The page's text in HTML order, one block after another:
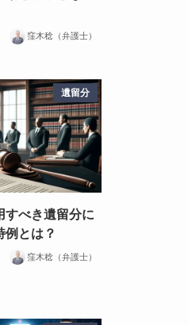
窪木稔（弁護士）
遺留分
すべき遺留分に
例とは？
窪木稔（弁護士）